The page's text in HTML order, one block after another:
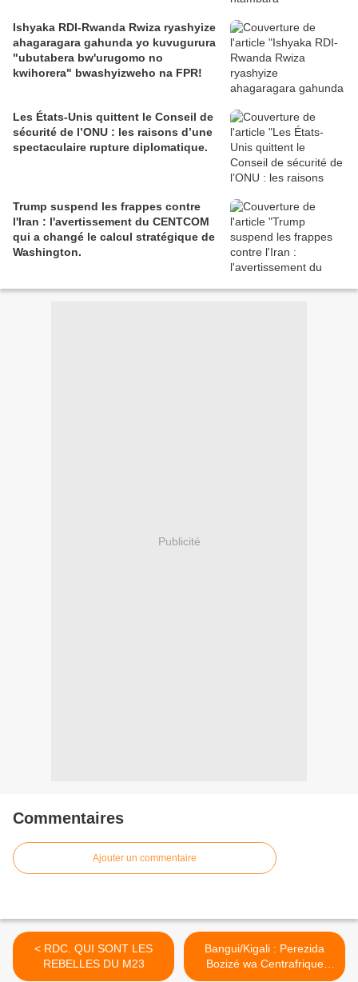
Ishyaka RDI-Rwanda Rwiza ryashyize
ahagaragara gahunda yo kuvugurura
"ubutabera bw'urugomo no
kwihorera" bwashyizweho na FPR!
Les États-Unis quittent le Conseil de
sécurité de l’ONU : les raisons d’une
spectaculaire rupture diplomatique.
Trump suspend les frappes contre
l'Iran : l'avertissement du CENTCOM
qui a changé le calcul stratégique de
Washington.
Publicité
Commentaires
Ajouter un commentaire
< RDC. QUI SONT LES
REBELLES DU M23
Bangui/Kigali : Perezida
Bozizé wa Centrafrique
yatangiye guhungishiriza